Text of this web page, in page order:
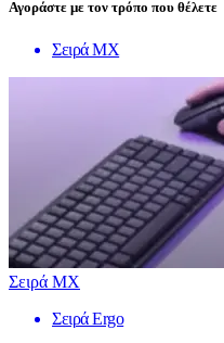
Αγοράστε με τον τρόπο που θέλετε
Σειρά MX
Σειρά MX
Σειρά Ergo